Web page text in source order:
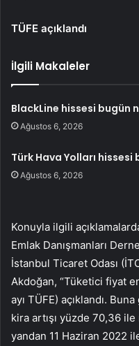
TÜFE açıklandı
İlgili Makaleler
BlackLine hissesi bugün
Ağustos 6, 2026
Türk Hava Yolları
Ağustos 6, 2026
Konuyla ilgili
Emlak Danışmanları
İstanbul Ticaret Odası
Akdoğan, “Tüketici fiyat
ayı TÜFE) açıklandı.
kira artışı yüzde 70,36
yandan 11 Haziran 2022